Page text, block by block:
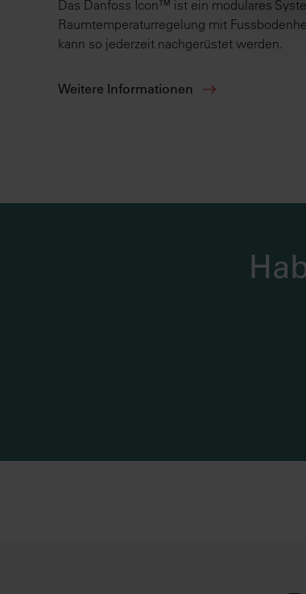
Das Danfoss Icon™ ist ein modulares
Raumtemperaturregelung mit
kann so jederzeit nachgerüstet werden.
Weitere Informationen